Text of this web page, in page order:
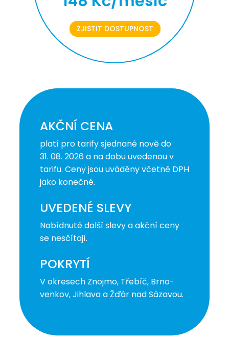
ZJISTIT DOSTUPNOST
AKČNÍ CENA
platí pro tarify sjednané nově do
31. 08. 2026 a na dobu uvedenou v
tarifu. Ceny jsou uváděny včetně DPH
jako konečné.
UVEDENÉ SLEVY
Nabídnuté další slevy a akční ceny
se nesčítají.
POKRYTÍ
V okresech Znojmo, Třebíč, Brno-
venkov, Jihlava a Žďár nad Sázavou.